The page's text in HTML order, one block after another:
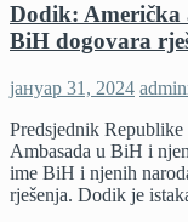
Dodik: Američka
BiH dogovara
јануар 31, 2024
Predsjednik
Ambasada u BiH i
ime BiH i njenih
rješenja. Dodik je